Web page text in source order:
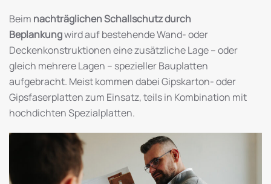
Beim nachträglichen Schallschutz durch
Beplankungwird auf bestehende Wand- oder
Deckenkonstruktionen eine zusätzliche Lage – oder
gleich mehrere Lagen – spezieller Bauplatten
aufgebracht. Meist kommen dabei Gipskarton- oder
Gipsfaserplatten zum Einsatz, teils in Kombination mit
hochdichten Spezialplatten.